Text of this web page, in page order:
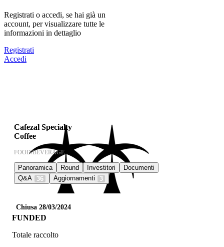
Registrati o accedi, se hai già un
account, per visualizzare tutte le
informazioni in dettaglio
Registrati
Accedi
Cafezal Specialty
Coffee
FOOD/BEVERAGE
Panoramica Round Investitori
Documenti
Q&A 36 Aggiornamenti 3
Chiusa 28/03/2024
FUNDED
Totale raccolto